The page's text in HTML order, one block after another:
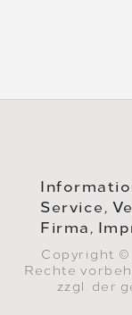
Service,
Firma,
Copyright ©
Rechte
zzgl. der